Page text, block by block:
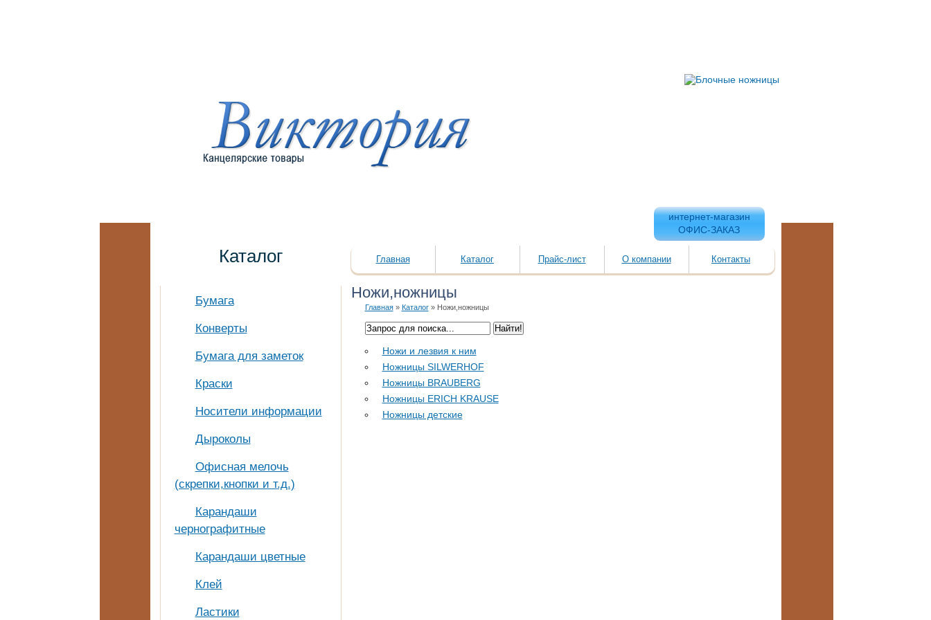
интернет-магазин
ОФИС-ЗАКАЗ
Каталог
Бумага
Конверты
Бумага для заметок
Краски
Носители информации
Дыроколы
Офисная мелочь
(скрепки,кнопки и т.д.)
Карандаши
чернографитные
Карандаши цветные
Клей
Ластики
Главная Каталог Прайс-лист О компании Контакты
Ножи,ножницы
Главная» Каталог» Ножи,ножницы
Ножи и лезвия к ним
Ножницы SILWERHOF
Ножницы BRAUBERG
Ножницы ERICH KRAUSE
Ножницы детские